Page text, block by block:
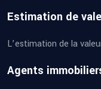
Estimation de
L’estimation de la
Agents